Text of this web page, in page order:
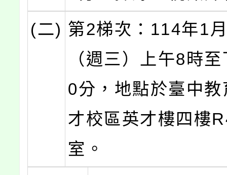
(二) 第2梯次：114年1
（週三）上午8時
0分，地點於臺中
才校區英才樓四樓
室。